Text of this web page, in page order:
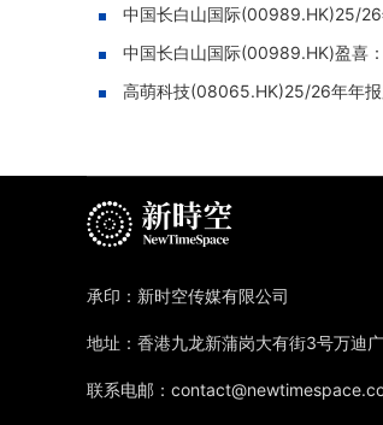
中国长白山国际(00989.HK)25/26
中国长白山国际(00989.HK)盈喜
高萌科技(08065.HK)25/26年年
承印：新时空传媒有限公司
地址：香港九龙新蒲岗大有街3号万迪
联系电邮：